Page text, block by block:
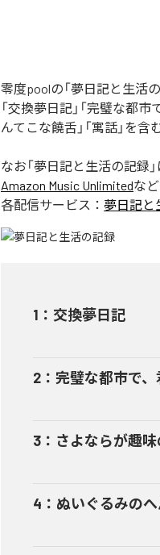
零度poolの「夢日記と生活
「交換夢日記」「完璧な都
んてこな饒舌」「寓話」を含
なお「夢日記と生活の記録
Amazon Music Unlimitedな
各配信サービス： 夢日記と
1 ： 交換夢日記
2 ： 完璧な都市で、
3 ： さよならが趣
4 ： ぬいぐるみの